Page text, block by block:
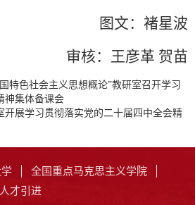
图文：褚星波
审核：王彦革 贺苗
特色社会主义思想概论”教研室召开学习
神集体备课会
开展学习贯彻落实党的二十届四中全会精
全国重点马克思主义学院
人才引进